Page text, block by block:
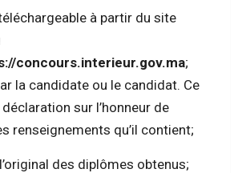
à partir du site
concours.interieur.gov.ma;
la candidate ou le candidat. Ce
sur l’honneur de
renseignements qu’il contient;
des diplômes obtenus;